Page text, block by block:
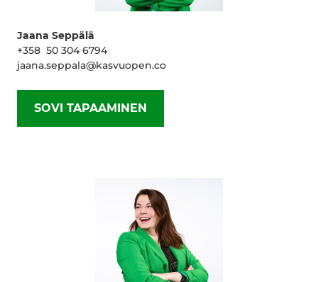
Jaana Seppälä
+358 50 304 6794
jaana.seppala@kasvuopen.co
SOVI TAPAAMINEN